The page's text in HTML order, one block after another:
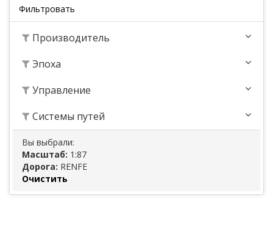
Фильтровать
Производитель
Эпоха
Управление
Системы путей
Вы выбрали:
Масштаб: 1:87
Дорога: RENFE
Очистить